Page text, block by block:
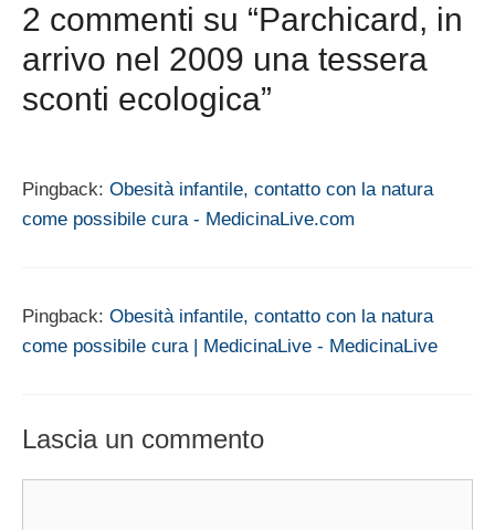
2 commenti su “Parchicard, in
arrivo nel 2009 una tessera
sconti ecologica”
Pingback: Obesità infantile, contatto con la natura
come possibile cura - MedicinaLive.com
Pingback: Obesità infantile, contatto con la natura
come possibile cura | MedicinaLive - MedicinaLive
Lascia un commento